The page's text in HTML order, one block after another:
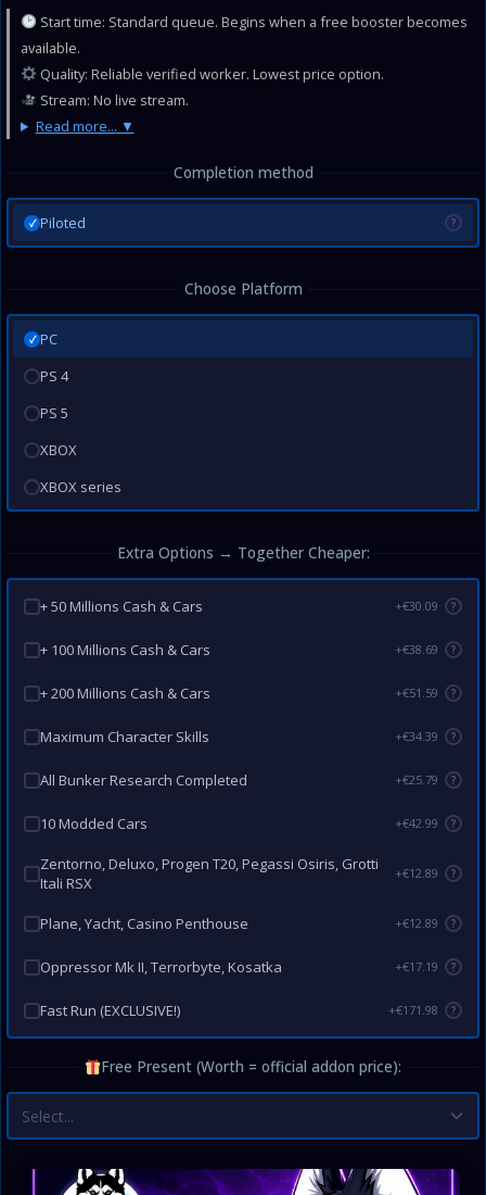
Start time: Standard queue. Begins when a free booster becomes
available.
Quality: Reliable verified worker. Lowest price option.
Stream: No live stream.
Read more...
Completion method
✓ Piloted ?
Choose Platform
✓ PC
PS 4
PS 5
XBOX
XBOX series
Extra Options → Together Cheaper:
+ 50 Millions Cash & Cars +€30.09 ?
+ 100 Millions Cash & Cars +€38.69 ?
+ 200 Millions Cash & Cars +€51.59 ?
Maximum Character Skills +€34.39 ?
All Bunker Research Completed +€25.79 ?
10 Modded Cars +€42.99 ?
Zentorno, Deluxo, Progen T20, Pegassi Osiris, Grotti
Itali RSX
+€12.89 ?
Plane, Yacht, Casino Penthouse +€12.89 ?
Oppressor Mk II, Terrorbyte, Kosatka +€17.19 ?
Fast Run (EXCLUSIVE!) +€171.98 ?
Free Present (Worth = official addon price):
Select...